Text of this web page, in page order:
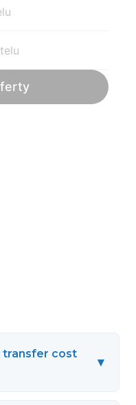
transfer cost
▾